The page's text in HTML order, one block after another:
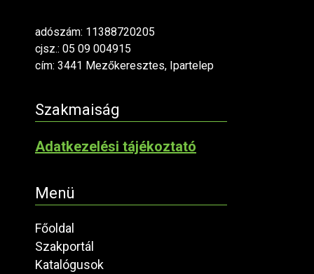
adószám: 11388720205
cjsz.: 05 09 004915
cím: 3441 Mezőkeresztes, Ipartelep
Szakmaiság
Adatkezelési tájékoztató
Menü
Főoldal
Szakportál
Katalógusok